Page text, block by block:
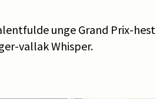
unge Grand Prix-hest
vallak Whisper.